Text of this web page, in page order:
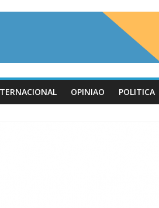
OPINIAO POLITICA